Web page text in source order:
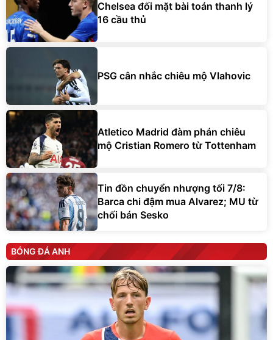
Chelsea đối mặt bài toán thanh lý
16 cầu thủ
PSG cân nhắc chiêu mộ Vlahovic
Atletico Madrid đàm phán chiêu
mộ Cristian Romero từ Tottenham
Tin đồn chuyển nhượng tối 7/8:
Barca chi đậm mua Alvarez; MU từ
chối bán Sesko
BÓNG ĐÁ ANH